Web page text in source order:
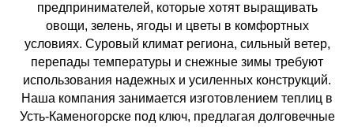
предпринимателей, которые хотят выращивать
овощи, зелень, ягоды и цветы в комфортных
условиях. Суровый климат региона, сильный ветер,
перепады температуры и снежные зимы требуют
использования надежных и усиленных конструкций.
Наша компания занимается изготовлением теплиц в
Усть-Каменогорске под ключ, предлагая долговечные